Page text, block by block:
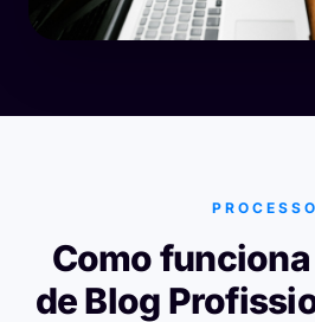
PROCESSO
Como
de Blog